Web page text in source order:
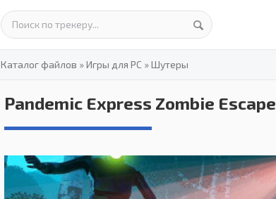
Каталог файлов »Игры для PC »Шутеры
Pandemic Express Zombie Escape